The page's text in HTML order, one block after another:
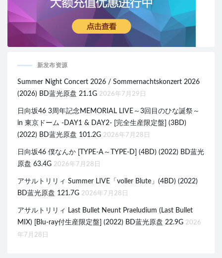
新发布资源
Summer Night Concert 2026 / Sommernachtskonzert 2026
(2026) BD蓝光原盘 21.1G 2026年7月29日
日向坂46 3周年記念MEMORIAL LIVE～3回目のひな誕祭～
in 東京ドーム -DAY1 & DAY2- [完全生産限定盤] (3BD)
(2022) BD蓝光原盘 101.2G 2026年7月28日
日向坂46 僕なんか [TYPE-A～TYPE-D] (4BD) (2022) BD蓝光
原盘 63.4G 2026年7月28日
アサルトリリィ Summer LIVE「voller Blute」(4BD) (2022)
BD蓝光原盘 121.7G 2026年7月28日
アサルトリリィ Last Bullet Neunt Praeludium (Last Bullet
MIX) [Blu-ray付生産限定盤] (2022) BD蓝光原盘 22.9G 2026
年7月28日